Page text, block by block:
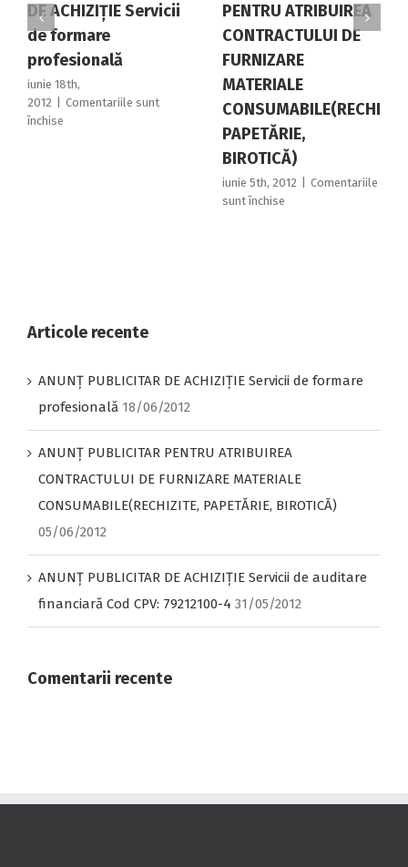
DE ACHIZIŢIE Servicii
de formare
profesională
iunie 18th,
2012
Comentariile sunt
închise
PENTRU ATRIBUIREA
CONTRACTULUI DE
FURNIZARE
MATERIALE
PAPETĂRIE,
BIROTICĂ)
iunie 5th, 2012
Comentariile
sunt închise
PAPETĂRIE,
Articole recente
ANUNŢ PUBLICITAR DE ACHIZIŢIE Servicii de formare
profesională 18/06/2012
ANUNȚ PUBLICITAR PENTRU ATRIBUIREA
CONTRACTULUI DE FURNIZARE MATERIALE
CONSUMABILE(RECHIZITE, PAPETĂRIE, BIROTICĂ)
05/06/2012
ANUNŢ PUBLICITAR DE ACHIZIŢIE Servicii de auditare
financiară Cod CPV: 79212100-4 31/05/2012
Comentarii recente